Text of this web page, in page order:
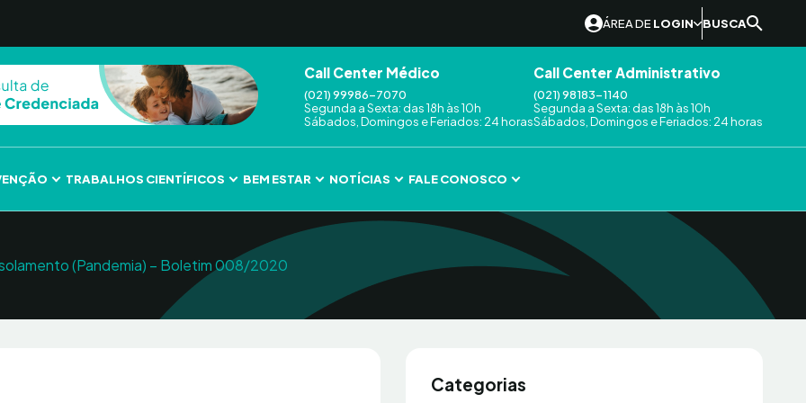
ÁREA DE LOGIN BUSCA
Call Center Médico
(021) 99986-7070
Segunda a Sexta: das 18h às 10h
Sábados, Domingos e Feriados: 24 horas
Call Center Administrativo
(021) 98183-1140
Segunda a Sexta: das 18h às 10h
Sábados, Domingos e Feriados: 24 horas
TRABALHOS CIENTÍFICOS BEM ESTAR NOTÍCIAS FALE CONOSCO
(Pandemia) – Boletim 008/2020
Categorias